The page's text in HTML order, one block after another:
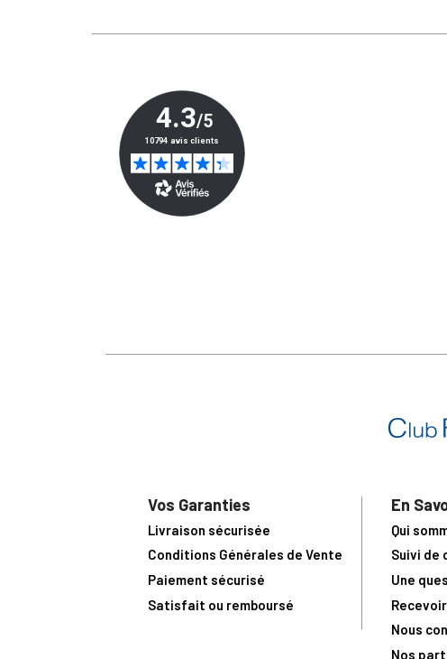
Vos Garanties
Livraison sécurisée
Conditions Générales de Vente
Paiement sécurisé
Satisfait ou remboursé
En
Qui
Suivi de
Une
Nous
Nos